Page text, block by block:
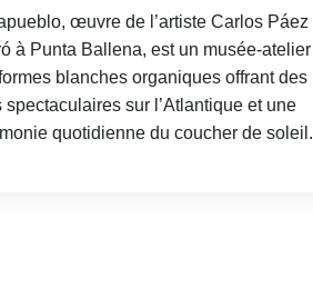
œuvre de l’artiste Carlos Páez
à Punta Ballena, est un musée-atelier
blanches organiques offrant des
spectaculaires sur l’Atlantique et une
quotidienne du coucher de soleil.